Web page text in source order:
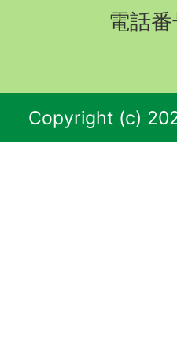
電話
Copyright (c)